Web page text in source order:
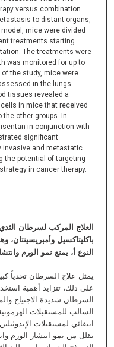
versus combination
to distant organs,
mice were divided
treatments starting
The treatments were
was monitored for up to
the study, mice were
in the lungs.
tissues revealed a
in mice that received
other groups. In
in conjunction with
significant
invasive and metastatic
the potential of targeting
in cancer therapy.
العلاج المركب لسرطان الثدي
باكلیتاكسیل وأمبریسینتان،
النوع أ، یمنع نمو الورم
یمثل علاج السرطان تحدیاً
على ذلك، تتزاید أھمیة
السرطان شدیدة الاجتیاح
یقلل من نمو انتشار الورم